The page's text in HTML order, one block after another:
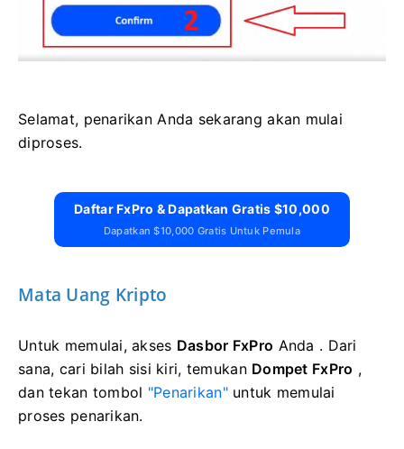
Selamat, penarikan Anda sekarang akan mulai
diproses.
Daftar FxPro & Dapatkan Gratis $10,000
Dapatkan $10,000 Gratis Untuk Pemula
Mata Uang Kripto
Untuk memulai, akses Dasbor FxPro Anda . Dari
sana, cari bilah sisi kiri, temukan Dompet FxPro ,
dan tekan tombol "Penarikan"untuk memulai
proses penarikan.